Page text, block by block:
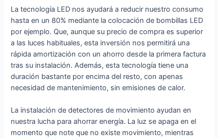
La tecnología LED nos ayudará a reducir nuestro consumo
hasta en un 80% mediante la colocación de bombillas LED
por ejemplo. Que, aunque su precio de compra es superior
a las luces habituales, esta inversión nos permitirá una
rápida amortización con un ahorro desde la primera factura
tras su instalación. Además, esta tecnología tiene una
duración bastante por encima del resto, con apenas
necesidad de mantenimiento, sin emisiones de calor.
La instalación de detectores de movimiento ayudan en
nuestra lucha para ahorrar energía. La luz se apaga en el
momento que note que no existe movimiento, mientras